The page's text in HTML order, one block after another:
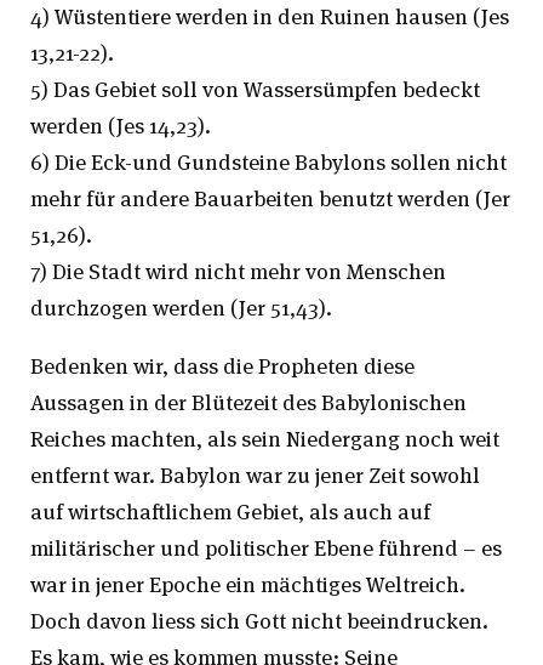
4) Wüstentiere werden in den Ruinen hausen (Jes
13,21-22).
5) Das Gebiet soll von Wassersümpfen bedeckt
werden (Jes 14,23).
6) Die Eck-und Gundsteine Babylons sollen nicht
mehr für andere Bauarbeiten benutzt werden (Jer
51,26).
7) Die Stadt wird nicht mehr von Menschen
durchzogen werden (Jer 51,43).
Bedenken wir, dass die Propheten diese
Aussagen in der Blütezeit des Babylonischen
Reiches machten, als sein Niedergang noch weit
entfernt war. Babylon war zu jener Zeit sowohl
auf wirtschaftlichem Gebiet, als auch auf
militärischer und politischer Ebene führend – es
war in jener Epoche ein mächtiges Weltreich.
Doch davon liess sich Gott nicht beeindrucken.
Es kam, wie es kommen musste: Seine